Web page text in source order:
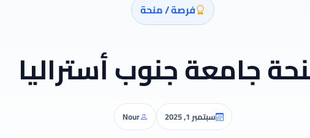
فرصة / منحة
جامعة جنوب أستراليا
سبتمبر 1, 2025 Nour